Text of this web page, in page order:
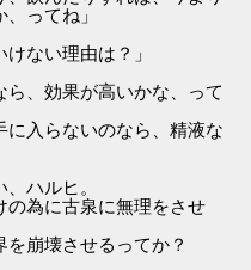
ってね」
ない理由は？」
、効果が高いかな、って
入らないのなら、精液な
ハルヒ。
の為に古泉に無理をさせ
崩壊させるってか？